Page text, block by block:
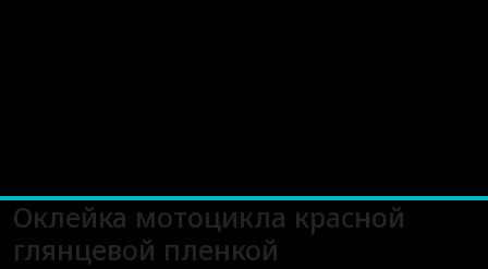
Оклейка мотоцикла красной
глянцевой пленкой